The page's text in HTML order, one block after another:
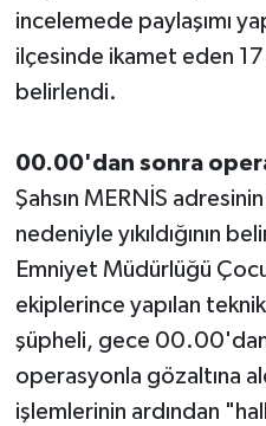
incelemede paylaşımı
ilçesinde ikamet eden
belirlendi.
00.00'dan sonra
Şahsın MERNİS
nedeniyle yıkıldığının
Emniyet Müdürlüğü
ekiplerince yapılan
şüpheli, gece 00.00'dan
operasyonla gözaltına
işlemlerinin ardından